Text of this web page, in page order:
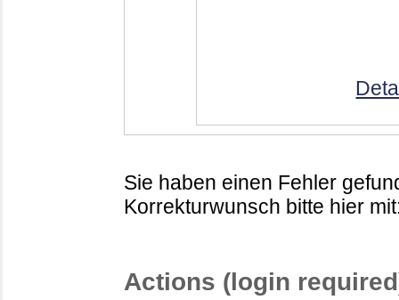
Sie haben einen Fehler
Korrekturwunsch bitte hier
Actions (login